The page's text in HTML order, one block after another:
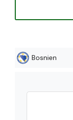
Bosnien